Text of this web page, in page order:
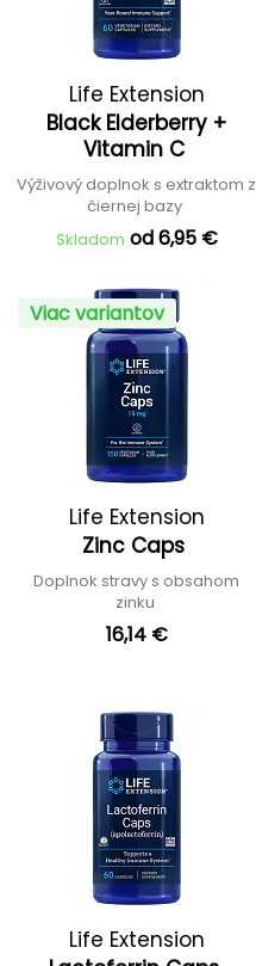
Life Extension
Black Elderberry +
Vitamin C
Výživový doplnok s extraktom z
čiernej bazy
Skladom od 6,95 €
Viac variantov
Life Extension
Zinc Caps
Doplnok stravy s obsahom
zinku
16,14 €
Life Extension